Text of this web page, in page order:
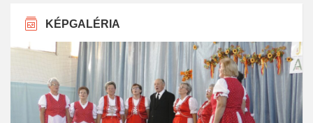
KÉPGALÉRIA